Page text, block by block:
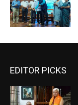
EDITOR PICKS